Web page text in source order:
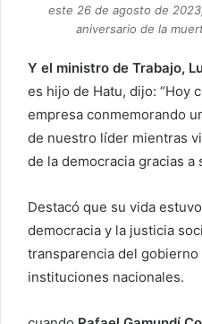
este 26 de agosto de
aniversario de la
Y el ministro de Trabajo,
es hijo de Hatu, dijo: “Hoy
empresa conmemorando
de nuestro líder mientras
de la democracia gracias a
Destacó que su vida
democracia y la justicia
transparencia del gobierno
instituciones nacionales.